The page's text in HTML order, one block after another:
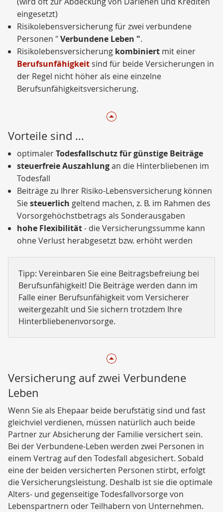
eingesetzt)
Risikolebensversicherung für zwei verbundene
Personen "Verbundene Leben ".
Risikolebensversicherung kombiniertmit einer
Berufsunfähigkeitsind für beide Versicherungen in
der Regel nicht höher als eine einzelne
Berufsunfähigkeitsversicherung.
Vorteile sind ...
optimalerTodesfallschutz für günstige Beiträge
steuerfreie Auszahlungan die Hinterbliebenen im
Todesfall
Beiträge zu Ihrer Risiko-Lebensversicherung können
Siesteuerlich geltend machen, z. B. im Rahmen des
Vorsorgehöchstbetrags als Sonderausgaben
hohe Flexibilität- die Versicherungssumme kann
ohne Verlust herabgesetzt bzw. erhöht werden
Tipp: Vereinbaren Sie eine Beitragsbefreiung bei
Berufsunfähigkeit! Die Beiträge werden dann im
Falle einer Berufsunfähigkeit vom Versicherer
weitergezahlt und Sie sichern trotzdem Ihre
Hinterbliebenenvorsorge.
Versicherung auf zwei Verbundene
Leben
Wenn Sie als Ehepaar beide berufstätig sind und fast
gleichviel verdienen, müssen natürlich auch beide
Partner zur Absicherung der Familie versichert sein.
Bei der Verbundene-Leben werden zwei Personen in
einem Vertrag auf den Todesfall abgesichert. Sobald
eine der beiden versicherten Personen stirbt, erfolgt
die Versicherungsleistung. Deshalb ist sie die optimale
Alters- und gegenseitige Todesfallvorsorge von
Lebenspartnern oder Teilhabern von Unternehmen.